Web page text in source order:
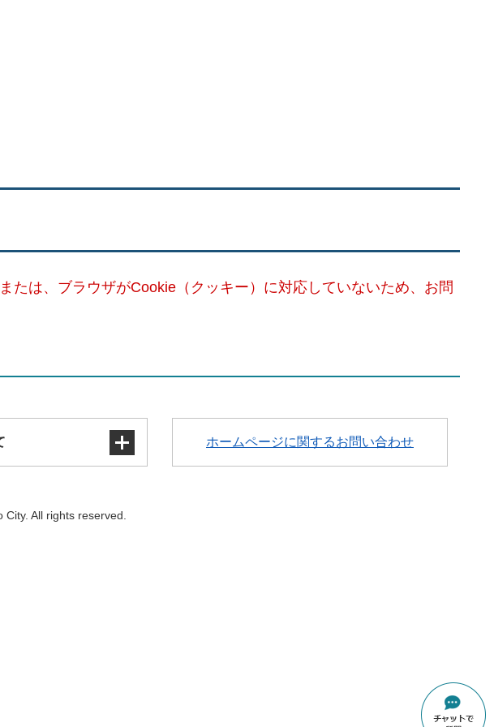
は、ブラウザがCookie（クッキー）に対応していないため、お問
ンク
ホームページに関するお問い合わせ
All rights reserved.